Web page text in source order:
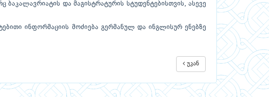
და მაგისტრატურის სტუდენტებისთვის, ასევე
ინფორმაციის მოძიება გერმანულ და ინგლისურ ენებზე
უკან